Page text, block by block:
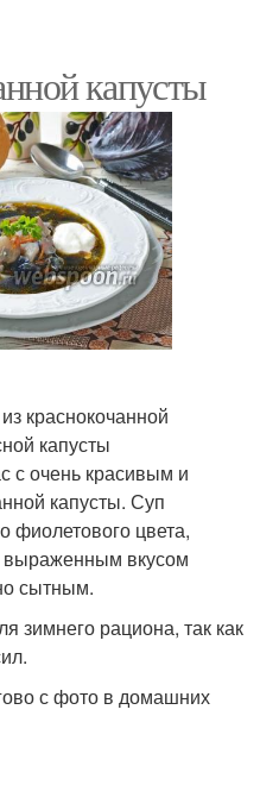
капусты
краснокочанной
капусты
с очень красивым и
капусты. Суп
фиолетового цвета,
выраженным вкусом
сытным.
зимнего рациона, так как
с фото в домашних